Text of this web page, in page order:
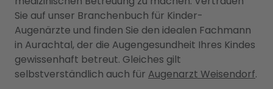
Sie auf unser Branchenbuch für Kinder-
Augenärzte und finden Sie den idealen Fachmann
in Aurachtal, der die Augengesundheit Ihres Kindes
gewissenhaft betreut. Gleiches gilt
selbstverständlich auch für Augenarzt Weisendorf.